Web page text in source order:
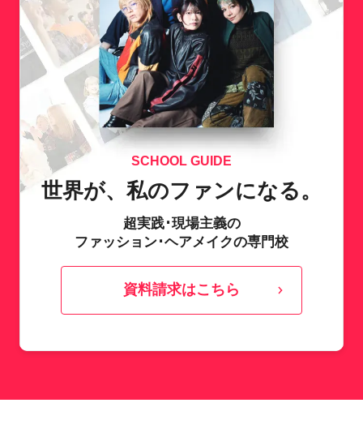
SCHOOL GUIDE
世界が、私のファンになる。
超実践･現場主義の
ファッション･ヘアメイクの専門校
資料請求はこちら